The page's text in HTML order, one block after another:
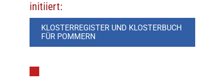
initiiert:
KLOSTERREGISTER UND KLOSTERBUCH
FÜR POMMERN